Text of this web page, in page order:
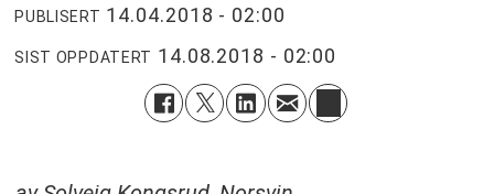
PUBLISERT 14.04.2018 - 02:00
SIST OPPDATERT 14.08.2018 - 02:00